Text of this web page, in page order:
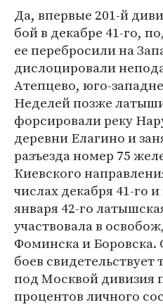
Да, впервые 201-й
бой в декабре 41-го,
ее перебросили на
дислоцировали
Атепцево, юго-
Неделей позже
форсировали реку
деревни Елагино и
разъезда номер 75
Киевского
числах декабря 41-го
января 42-го
участвовала в
Фоминска и
боев свидетельствует
под Москвой дивизия
процентов личного